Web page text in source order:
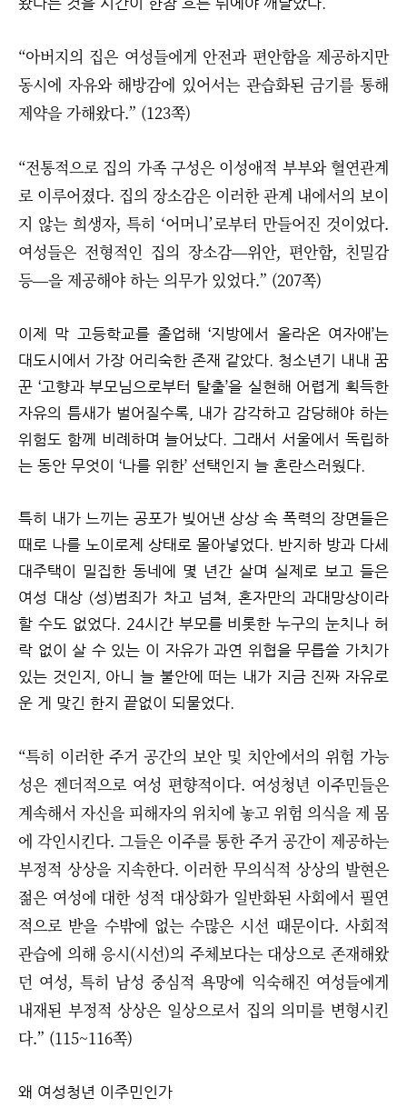
“아버지의 집은 여성들에게 안전과 편안함을 제공하지만
동시에 자유와 해방감에 있어서는 관습화된 금기를 통해
제약을 가해왔다.” (123쪽)
“전통적으로 집의 가족 구성은 이성애적 부부와 혈연관계
로 이루어졌다. 집의 장소감은 이러한 관계 내에서의 보이
지 않는 희생자, 특히 ‘어머니’로부터 만들어진 것이었다.
여성들은 전형적인 집의 장소감―위안, 편안함, 친밀감
등―을 제공해야 하는 의무가 있었다.” (207쪽)
이제 막 고등학교를 졸업해 ‘지방에서 올라온 여자애’는
대도시에서 가장 어리숙한 존재 같았다. 청소년기 내내 꿈
꾼 ‘고향과 부모님으로부터 탈출’을 실현해 어렵게 획득한
자유의 틈새가 벌어질수록, 내가 감각하고 감당해야 하는
위험도 함께 비례하며 늘어났다. 그래서 서울에서 독립하
는 동안 무엇이 ‘나를 위한’ 선택인지 늘 혼란스러웠다.
특히 내가 느끼는 공포가 빚어낸 상상 속 폭력의 장면들은
때로 나를 노이로제 상태로 몰아넣었다. 반지하 방과 다세
대주택이 밀집한 동네에 몇 년간 살며 실제로 보고 들은
여성 대상 (성)범죄가 차고 넘쳐, 혼자만의 과대망상이라
할 수도 없었다. 24시간 부모를 비롯한 누구의 눈치나 허
락 없이 살 수 있는 이 자유가 과연 위협을 무릅쓸 가치가
있는 것인지, 아니 늘 불안에 떠는 내가 지금 진짜 자유로
운 게 맞긴 한지 끝없이 되물었다.
“특히 이러한 주거 공간의 보안 및 치안에서의 위험 가능
성은 젠더적으로 여성 편향적이다. 여성청년 이주민들은
계속해서 자신을 피해자의 위치에 놓고 위험 의식을 제 몸
에 각인시킨다. 그들은 이주를 통한 주거 공간이 제공하는
부정적 상상을 지속한다. 이러한 무의식적 상상의 발현은
젊은 여성에 대한 성적 대상화가 일반화된 사회에서 필연
적으로 받을 수밖에 없는 수많은 시선 때문이다. 사회적
관습에 의해 응시(시선)의 주체보다는 대상으로 존재해왔
던 여성, 특히 남성 중심적 욕망에 익숙해진 여성들에게
내재된 부정적 상상은 일상으로서 집의 의미를 변형시킨
다.” (115~116쪽)
왜 여성청년 이주민인가